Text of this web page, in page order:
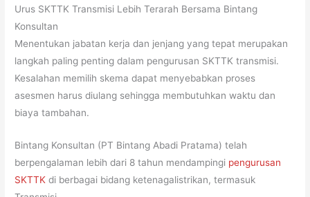
Urus SKTTK Transmisi Lebih Terarah Bersama Bintang
Konsultan
Menentukan jabatan kerja dan jenjang yang tepat merupakan
langkah paling penting dalam pengurusan SKTTK transmisi.
Kesalahan memilih skema dapat menyebabkan proses
asesmen harus diulang sehingga membutuhkan waktu dan
biaya tambahan.
Bintang Konsultan (PT Bintang Abadi Pratama) telah
berpengalaman lebih dari 8 tahun mendampingi pengurusan
SKTTK di berbagai bidang ketenagalistrikan, termasuk